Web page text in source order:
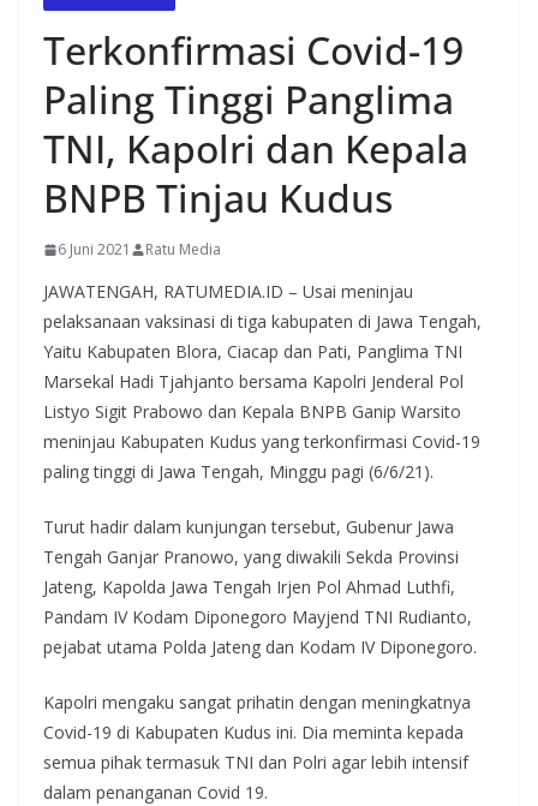
Terkonfirmasi Covid-19
Paling Tinggi Panglima
TNI, Kapolri dan Kepala
BNPB Tinjau Kudus
6 Juni 2021 Ratu Media
JAWATENGAH, RATUMEDIA.ID – Usai meninjau
pelaksanaan vaksinasi di tiga kabupaten di Jawa Tengah,
Yaitu Kabupaten Blora, Ciacap dan Pati, Panglima TNI
Marsekal Hadi Tjahjanto bersama Kapolri Jenderal Pol
Listyo Sigit Prabowo dan Kepala BNPB Ganip Warsito
meninjau Kabupaten Kudus yang terkonfirmasi Covid-19
paling tinggi di Jawa Tengah, Minggu pagi (6/6/21).
Turut hadir dalam kunjungan tersebut, Gubenur Jawa
Tengah Ganjar Pranowo, yang diwakili Sekda Provinsi
Jateng, Kapolda Jawa Tengah Irjen Pol Ahmad Luthfi,
Pandam IV Kodam Diponegoro Mayjend TNI Rudianto,
pejabat utama Polda Jateng dan Kodam IV Diponegoro.
Kapolri mengaku sangat prihatin dengan meningkatnya
Covid-19 di Kabupaten Kudus ini. Dia meminta kepada
semua pihak termasuk TNI dan Polri agar lebih intensif
dalam penanganan Covid 19.